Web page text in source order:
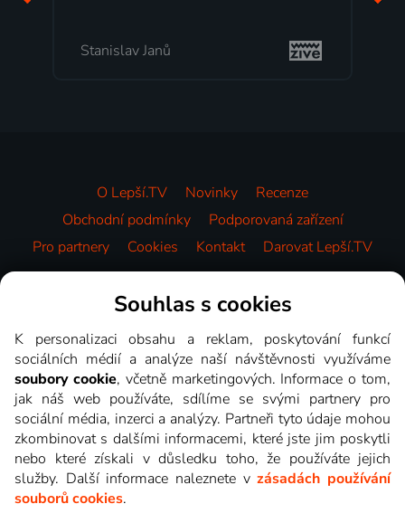
Milada Tomešová
O Lepší.TV Novinky
Recenze
Obchodní podmínky
Podporovaná zařízení
Pro partnery
Cookies Kontakt Darovat Lepší.TV
Videotéka
Souhlas s cookies
K personalizaci obsahu a reklam, poskytování funkcí
sociálních médií a analýze naší návštěvnosti využíváme
soubory cookie, včetně marketingových. Informace o tom,
jak náš web používáte, sdílíme se svými partnery pro
sociální média, inzerci a analýzy. Partneři tyto údaje mohou
zkombinovat s dalšími informacemi, které jste jim poskytli
nebo které získali v důsledku toho, že používáte jejich
služby. Další informace naleznete vzásadách používání
souborů cookies.